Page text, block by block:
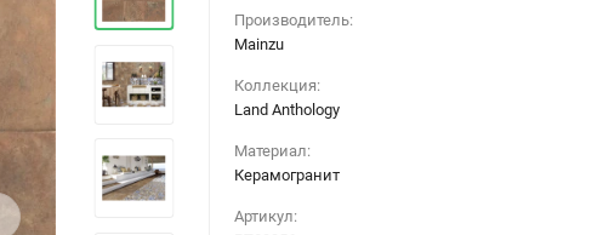
Производитель:
Mainzu
Коллекция:
Land Anthology
Материал:
Керамогранит
Артикул: